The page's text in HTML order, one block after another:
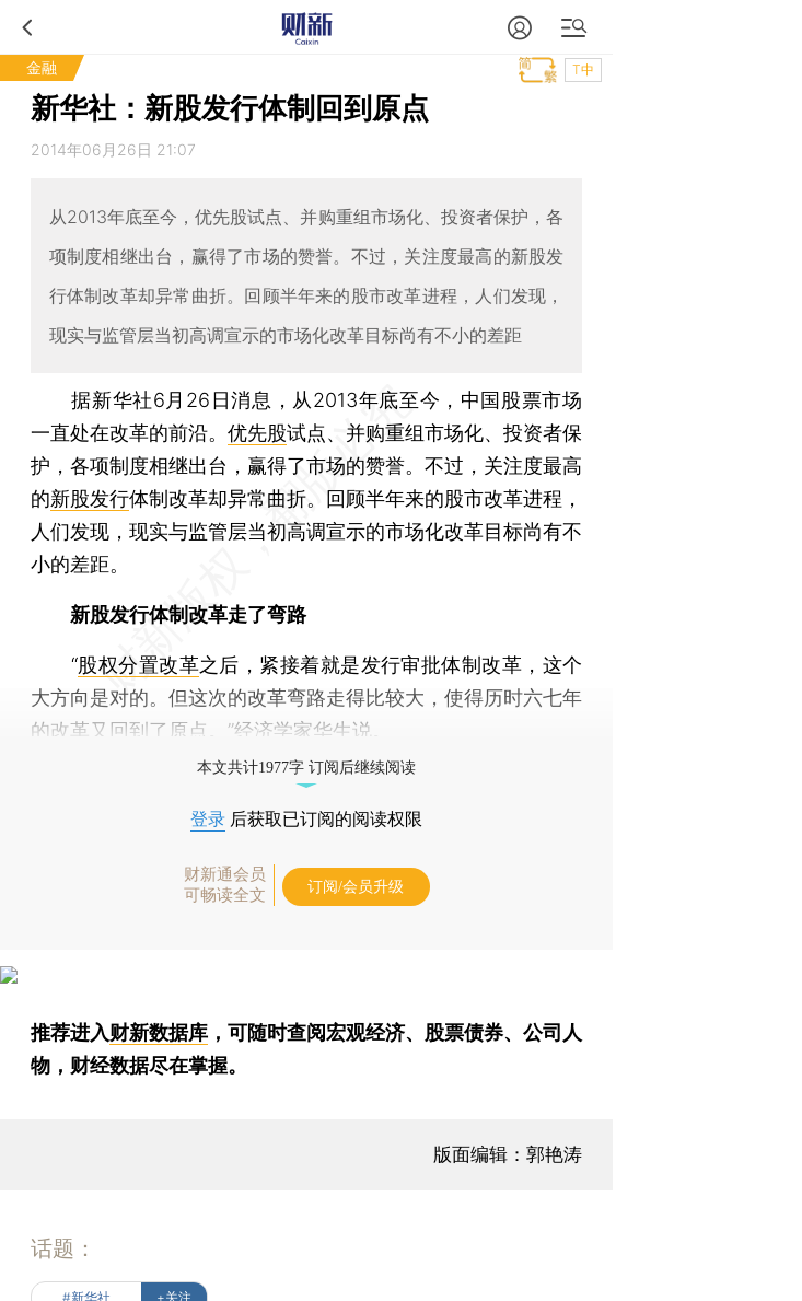
金融 T中
新华社：新股发行体制回到原点
2014年06月26日 21:07
从2013年底至今，优先股试点、并购重组市场化、投资者保护，各
项制度相继出台，赢得了市场的赞誉。不过，关注度最高的新股发
行体制改革却异常曲折。回顾半年来的股市改革进程，人们发现，
现实与监管层当初高调宣示的市场化改革目标尚有不小的差距
据新华社6月26日消息，从2013年底至今，中国股票市场
一直处在改革的前沿。 优先股试点、并购重组市场化、投资者保
护，各项制度相继出台，赢得了市场的赞誉。不过，关注度最高
的新股发行体制改革却异常曲折。回顾半年来的股市改革进程，
人们发现，现实与监管层当初高调宣示的市场化改革目标尚有不
小的差距。
新股发行体制改革走了弯路
“股权分置改革之后，紧接着就是发行审批体制改革，这个
大方向是对的。但这次的改革弯路走得比较大，使得历时六七年
的改革又回到了原点。”经济学家华生说。
本文共计1977字 订阅后继续阅读
登录 后获取已订阅的阅读权限
财新通会员
可畅读全文
订阅/会员升级
推荐进入财新数据库 ，可随时查阅宏观经济、股票债券、公司人
物，财经数据尽在掌握。
版面编辑：郭艳涛
话题：
#新华社 +关注